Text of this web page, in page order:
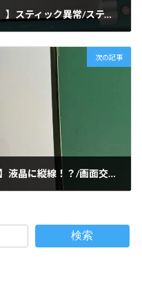
【 Switch lite（スイッチライト）】スティック異常/スティック交換修理/出張修理 (西新店)
次の記事
【 iPhone X（アイフォン テン）】液晶に縦線！？/画面交換修理/出張修理 (西新店)
検索